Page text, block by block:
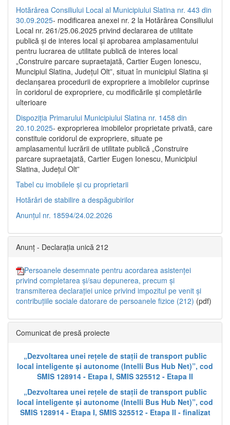
Hotărârea Consiliului Local al Municipiului Slatina nr. 443 din
30.09.2025- modificarea anexei nr. 2 la Hotărârea Consiliului
Local nr. 261/25.06.2025 privind declararea de utilitate
publică şi de interes local şi aprobarea amplasamentului
pentru lucrarea de utilitate publică de interes local
„Construire parcare supraetajată, Cartier Eugen Ionescu,
Muncipiul Slatina, Judeţul Olt”, situat în municipiul Slatina şi
declanşarea procedurii de expropriere a imobilelor cuprinse
în coridorul de expropriere, cu modificările şi completările
ulterioare
Dispoziția Primarului Municipiului Slatina nr. 1458 din
20.10.2025- exproprierea imobilelor proprietate privată, care
constituie coridorul de expropriere, situate pe
amplasamentul lucrării de utilitate publică „Construire
parcare supraetajată, Cartier Eugen Ionescu, Municipiul
Slatina, Județul Olt”
Tabel cu imobilele și cu proprietarii
Hotărâri de stabilire a despăgubirilor
Anunțul nr. 18594/24.02.2026
Anunț - Declarația unică 212
Persoanele desemnate pentru acordarea asistenței
privind completarea și/sau depunerea, precum și
transmiterea declarației unice privind impozitul pe venit și
contribuțiile sociale datorare de persoanele fizice (212) (pdf)
Comunicat de presă proiecte
„Dezvoltarea unei rețele de stații de transport public
local inteligente și autonome (Intelli Bus Hub Net)”, cod
SMIS 128914 - Etapa I, SMIS 325512 - Etapa II
„Dezvoltarea unei rețele de stații de transport public
local inteligente și autonome (Intelli Bus Hub Net)”, cod
SMIS 128914 - Etapa I, SMIS 325512 - Etapa II - finalizat